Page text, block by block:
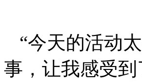
“今天的活动
事，让我感受